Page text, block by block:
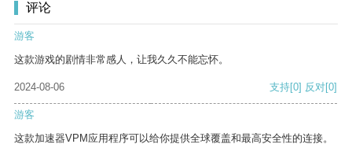
评论
游客
这款游戏的剧情非常感人，让我久久不能忘怀。
2024-08-06 支持[0] 反对[0]
游客
这款加速器VPM应用程序可以给你提供全球覆盖和最高安全性的连接。